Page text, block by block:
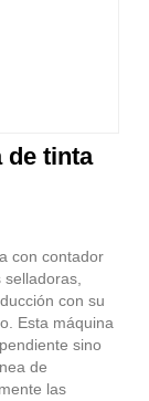
de tinta
con contador
con su
Esta máquina
sino
de
las